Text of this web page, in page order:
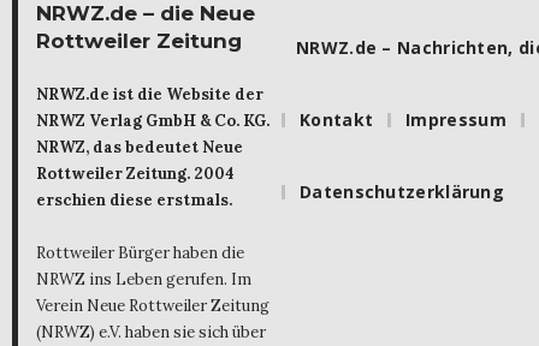
NRWZ.de – die Neue
Rottweiler Zeitung
NRWZ.de ist die Website der
NRWZ Verlag GmbH & Co. KG.
NRWZ, das bedeutet Neue
Rottweiler Zeitung. 2004
erschien diese erstmals.
Rottweiler Bürger haben die
NRWZ ins Leben gerufen. Im
Verein Neue Rottweiler Zeitung
(NRWZ) e.V. haben sie sich über
NRWZ.de – Nachrichten,
Kontakt Impressum
Datenschutzerklärung